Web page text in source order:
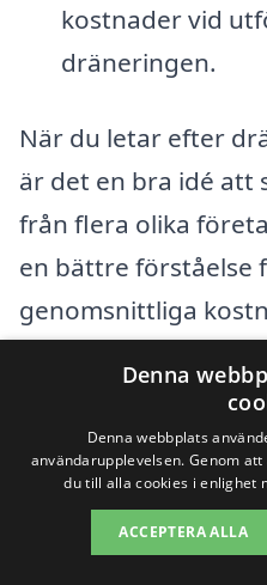
kostnader vid
dräneringen.
När du letar efter
är det en bra idé att
från flera olika
en bättre förståelse
genomsnittliga
ihåg att den
är den bästa; se till
gott rykte och
arbete. Att
Denna
Denna webbplats
användarupplevelsen. Genom
du till alla cookies i enlighet
ACCEPTERA ALLA